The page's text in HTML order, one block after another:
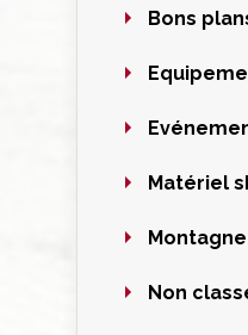
Bons
Matériel
Non